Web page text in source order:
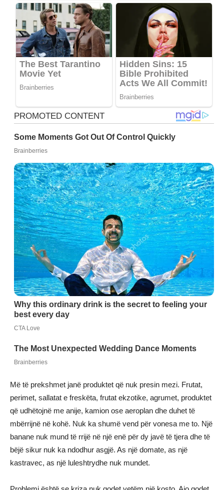
Më të prekshmet janë produktet që nuk presin mezi. Frutat,
perimet, sallatat e freskëta, frutat ekzotike, agrumet, produktet
që udhëtojnë me anije, kamion ose aeroplan dhe duhet të
mbërrijnë në kohë. Nuk ka shumë vend për vonesa me to. Një
banane nuk mund të rrijë në një enë për dy javë të tjera dhe të
bëjë sikur nuk ka ndodhur asgjë. As një domate, as një
kastravec, as një luleshtrydhe nuk mundet.